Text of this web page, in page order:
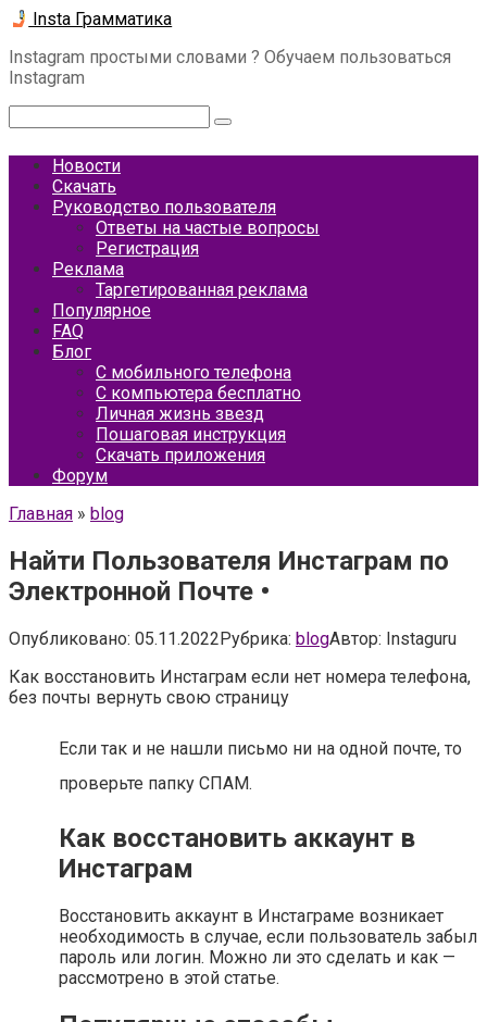
Перейти
контенту
Insta Грамматика
Instagram простыми словами ? Обучаем пользоваться
Instagram
Новости
Скачать
Руководство пользователя
Ответы на частые вопросы
Регистрация
Реклама
Таргетированная реклама
Популярное
FAQ
Блог
С мобильного телефона
С компьютера бесплатно
Личная жизнь звезд
Пошаговая инструкция
Скачать приложения
Форум
Главная » blog
Найти Пользователя Инстаграм по
Электронной Почте •
Опубликовано: 05.11.2022Рубрика: blogАвтор: Instaguru
Как восстановить Инстаграм если нет номера телефона,
без почты вернуть свою страницу
Если так и не нашли письмо ни на одной почте, то
проверьте папку СПАМ.
Как восстановить аккаунт в
Инстаграм
Восстановить аккаунт в Инстаграме возникает
необходимость в случае, если пользователь забыл
пароль или логин. Можно ли это сделать и как —
рассмотрено в этой статье.